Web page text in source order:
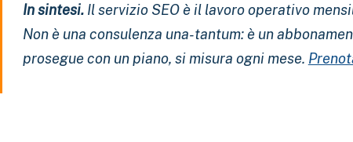
In sintesi.Il servizio SEO è il lavoro operativo
Non è una consulenza una-tantum: è un
prosegue con un piano, si misura ogni mese.